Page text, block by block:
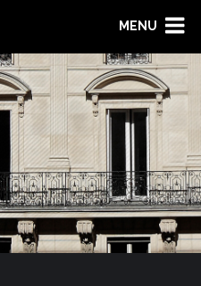
MENU